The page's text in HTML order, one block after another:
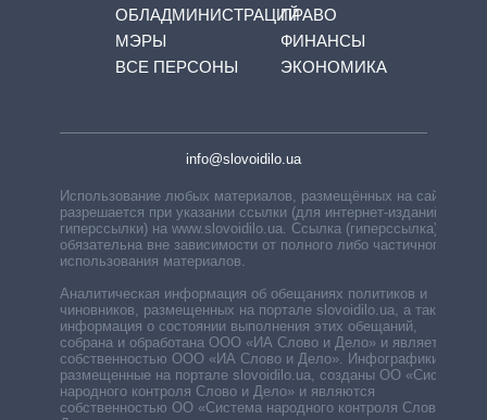
ОБЛАДМИНИСТРАЦИЙ
МЭРЫ
ВСЕ ПЕРСОНЫ
ПРАВО
ФИНАНСЫ
ЭКОНОМИКА
info@slovoidilo.ua
Использование любых материалов, размещённых на сайте,
разрешается при указании ссылки (для интернет-изданий —
гиперссылки) на www.slovoidilo.ua. Ссылка (гиперссылка)
обязательна вне зависимости от полного либо частичного
использования материалов.
Аналитическая информация об обещаниях политиков и
чиновников, размещенных на портале slovoidilo.ua, а также
информация о состоянии выполнения этих обещаний,
собрана и обработана ООО «ИА Слово и Дело» и является
собственностью ООО «ИА Слово и Дело». Инфографики,
размещенные на портале slovoidilo.ua, созданы ОО «Система
народного контроля Слово и Дело» и являются
собственностью ОО «Система народного контроля Слово и